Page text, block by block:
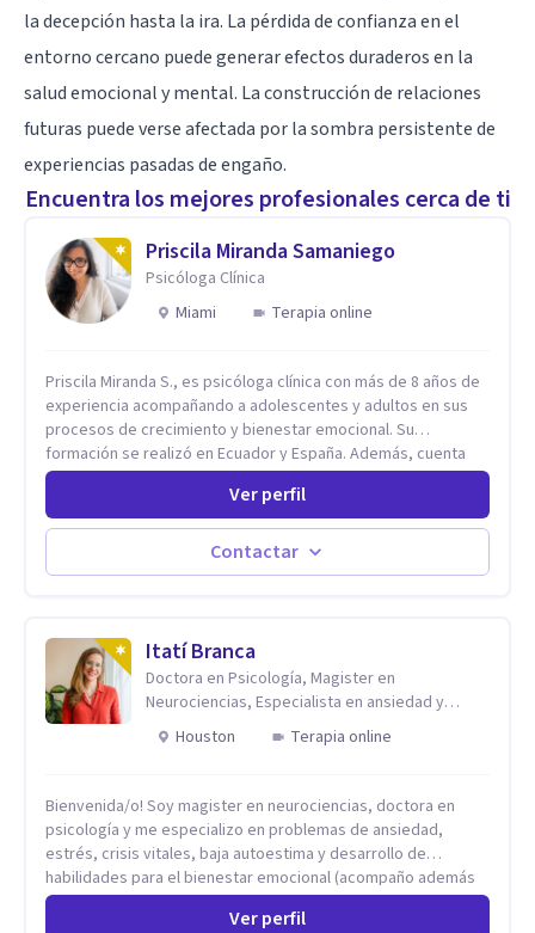
la decepción hasta la ira. La pérdida de confianza en el
entorno cercano puede generar efectos duraderos en la
salud emocional y mental. La construcción de relaciones
futuras puede verse afectada por la sombra persistente de
experiencias pasadas de engaño.
Encuentra los mejores profesionales cerca de ti
Priscila Miranda Samaniego
Psicóloga Clínica
Miami
Terapia online
Priscila Miranda S., es psicóloga clínica con más de 8 años de
experiencia acompañando a adolescentes y adultos en sus
procesos de crecimiento y bienestar emocional. Su
formación se realizó en Ecuador y España. Además, cuenta
con un Máster en Psicooncología (INEFOC) y diversos
diplomados que respaldan su práctica profesional. Se
especializo en ansiedad, autoestima, dependencia
emocional, depresión, desarrollo personal, prevención del
suicidio, crisis vitales y terapia de pareja, siempre con un
comodidad y privacidad de tu propio espacio. Acceder a un
acompañamiento profesional sin importar en qué lugar te
encuentres.
Ver perfil
Contactar
Itatí Branca
Doctora en Psicología, Magister en
Neurociencias, Especialista en ansiedad y
mindfulness
Houston Terapia online
Bienvenida/o! Soy magister en neurociencias, doctora en
psicología y me especializo en problemas de ansiedad,
estrés, crisis vitales, baja autoestima y desarrollo de
habilidades para el bienestar emocional (acompaño además
problemáticas como la desregulación emocional, tendencias
perfeccionistas, liderazgo, problemas de sueño, depresión,
Ver perfil